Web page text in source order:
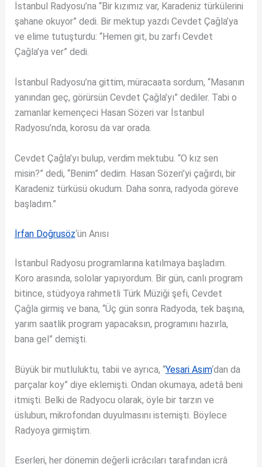
İstanbul Radyosu’na “Bir kızımız var, Karadeniz türkülerini
şahane okuyor” dedi. Bir mektup yazdı Cevdet Çağla’ya
ve elime tutuşturdu: “Hemen git, bu zarfı Cevdet
Çağla’ya ver” dedi.
İstanbul Radyosu’na gittim, müracaata sordum, “Masanın
yanından geç, görürsün Cevdet Çağla’yı” dediler. Tabi o
zamanlar kemençeci Hasan Sözeri var İstanbul
Radyosu’nda, korosu da var orada.
Cevdet Çağla’yı bulup, verdim mektubu. “O kız sen
misin?” dedi, “Benim” dedim. Hasan Sözeri’yi çağırdı, bir
Karadeniz türküsü okudum. Daha sonra, radyoda göreve
başladım.”
İrfan Doğrusöz‘ün Anısı
İstanbul Radyosu programlarına katılmaya başladım.
Koro arasında, sololar yapıyordum. Bir gün, canlı program
bitince, stüdyoya rahmetli Türk Müziği şefi, Cevdet
Çağla girmiş ve bana, “Üç gün sonra Radyoda, tek başına,
yarım saatlik program yapacaksın, programını hazırla,
bana gel” demişti.
Büyük bir mutluluktu, tabii ve ayrıca, “Yesari Asım‘dan da
parçalar koy” diye eklemişti. Ondan okumaya, adetâ beni
itmişti. Belki de Radyocu olarak, öyle bir tarzın ve
üslubun, mikrofondan duyulmasını istemişti. Böylece
Radyoya girmiştim.
Eserleri, her dönemin değerli icrâcıları tarafından icrâ